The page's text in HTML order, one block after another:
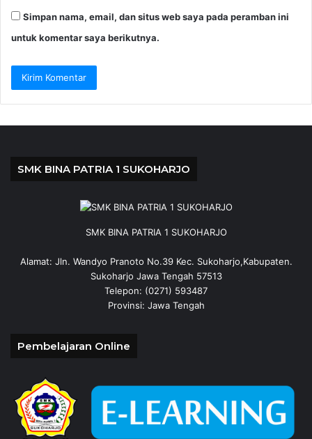
Simpan nama, email, dan situs web saya pada peramban ini
untuk komentar saya berikutnya.
SMK BINA PATRIA 1 SUKOHARJO
SMK BINA PATRIA 1 SUKOHARJO
Alamat: Jln. Wandyo Pranoto No.39 Kec. Sukoharjo,Kabupaten.
Sukoharjo Jawa Tengah 57513
Telepon: (0271) 593487
Provinsi: Jawa Tengah
Pembelajaran Online